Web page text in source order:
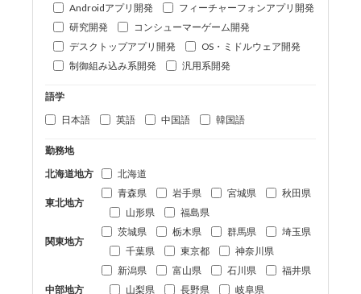
Androidアプリ開発
フィーチャーフォンアプリ開発
研究開発
コンシューマーゲーム開発
デスクトップアプリ開発
OS・ミドルウェア開発
制御組み込み系開発
汎用系開発
語学
日本語
英語 中国語 韓国語
勤務地
北海道地方
北海道
東北地方
青森県 岩手県 宮城県
秋田県
山形県
福島県
関東地方
茨城県 栃木県 群馬県
埼玉県
千葉県
東京都 神奈川県
中部地方
新潟県 富山県 石川県
福井県
山梨県
長野県
岐阜県